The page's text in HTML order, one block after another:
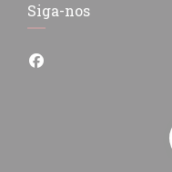
Siga-nos
Facebook ((abre